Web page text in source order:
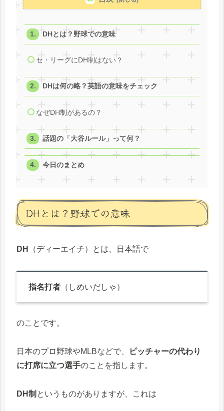
DHとは？野球での意味
セ・リーグにDH制はない？
DHは何の略？英語の意味をチェック
なぜDH制があるの？
話題の「大谷ルール」って何？
今日のまとめ
DHとは？野球での意味
DH （ディーエイチ）とは、日本語で
指名打者 （しめいだしゃ）
のことです。
日本のプロ野球やMLBなどで、
ピッチャーの代わり
に打席に立つ選手のことを指します。
DH制 というものがありますが、これは